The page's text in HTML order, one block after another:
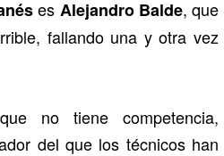
es Alejandro Balde, que
fallando una y otra vez
no tiene competencia,
del que los técnicos han